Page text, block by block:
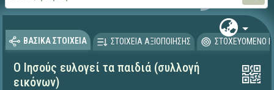
ΒΑΣΙΚΑ ΣΤΟΙΧΕΙΑ ΣΤΟΙΧΕΙΑ ΑΞΙΟΠΟΙΗΣΗΣ ΣΤΟΧΕΥΟΜΕΝΟ
Ο Ιησούς ευλογεί τα παιδιά (συλλογή
εικόνων)